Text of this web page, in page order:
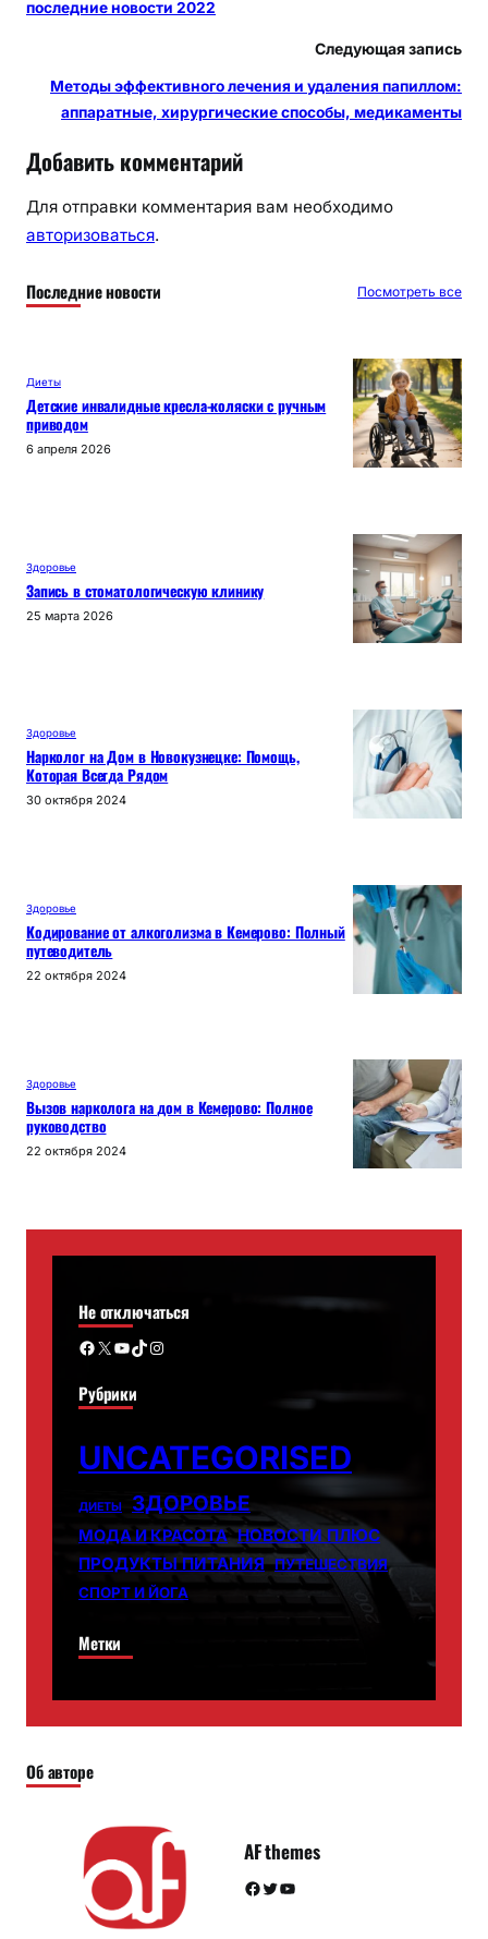
последние новости 2022
Следующая запись
Методы эффективного лечения и удаления папиллом:
аппаратные, хирургические способы, медикаменты
Добавить комментарий
Для отправки комментария вам необходимо
авторизоваться.
Последние новости Посмотреть все
Диеты
Детские инвалидные кресла-коляски с ручным
приводом
6 апреля 2026
Здоровье
Запись в стоматологическую клинику
25 марта 2026
Здоровье
Нарколог на Дом в Новокузнецке: Помощь,
Которая Всегда Рядом
30 октября 2024
Здоровье
Кодирование от алкоголизма в Кемерово: Полный
путеводитель
22 октября 2024
Здоровье
Вызов нарколога на дом в Кемерово: Полное
руководство
22 октября 2024
Не отключаться
Facebook X YouTube TikTok Instagram
Рубрики
UNCATEGORISED
ДИЕТЫ ЗДОРОВЬЕ
МОДА И КРАСОТА НОВОСТИ ПЛЮС
ПРОДУКТЫ ПИТАНИЯ ПУТЕШЕСТВИЯ
СПОРТ И ЙОГА
Метки
Об авторе
AF themes
Facebook Twitter YouTube